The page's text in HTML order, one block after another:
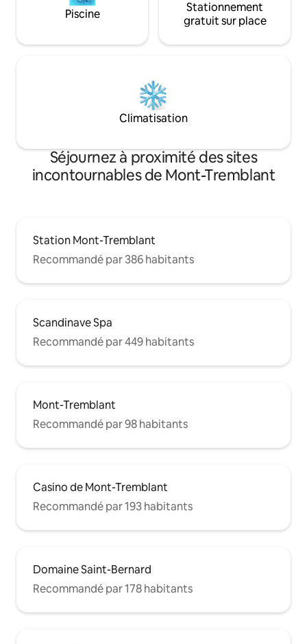
Piscine
Stationnement
gratuit sur place
Climatisation
Séjournez à proximité des sites
incontournables de Mont-Tremblant
Station Mont-Tremblant
Recommandé par 386 habitants
Scandinave Spa
Recommandé par 449 habitants
Mont-Tremblant
Recommandé par 98 habitants
Casino de Mont-Tremblant
Recommandé par 193 habitants
Domaine Saint-Bernard
Recommandé par 178 habitants